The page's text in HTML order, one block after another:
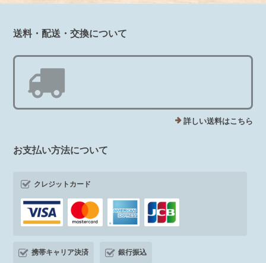
送料・配送・交換について
詳しい送料はこちら
お支払い方法について
クレジットカード
携帯キャリア決済 銀行振込